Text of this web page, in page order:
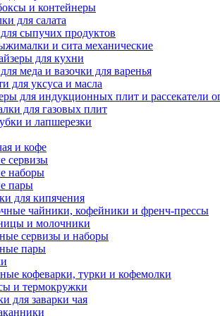
и контейнеры
для салата
сыпучих продуктов
и сита механические
для кухни
меда и вазочки для варенья
для уксуса и масла
для индукционных плит и рассекатели
для газовых плит
и лапшерезки
и кофе
сервизы
наборы
пары
для кипячения
чайники, кофейники и френч-прессы
и молочники
сервизы и наборы
пары
кофеварки, турки и кофемолки
и термокружки
для заварки чая